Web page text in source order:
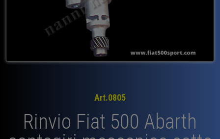
Art.0805
Rinvio Fiat 500 Abarth